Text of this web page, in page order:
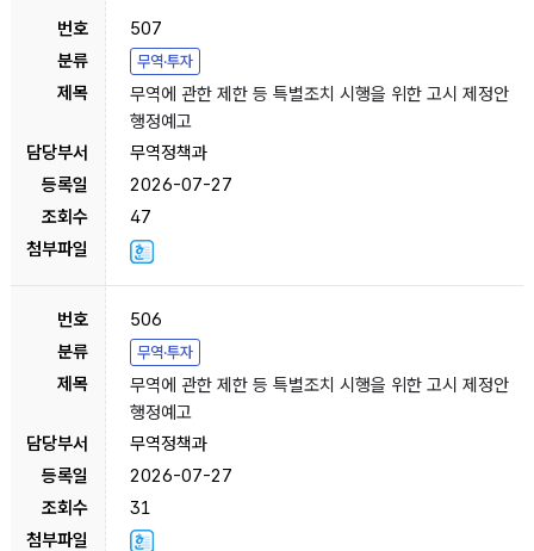
507
무역·투자
무역에 관한 제한 등 특별조치 시행을 위한 고시 제정안
행정예고
무역정책과
2026-07-27
47
506
무역·투자
무역에 관한 제한 등 특별조치 시행을 위한 고시 제정안
행정예고
무역정책과
2026-07-27
31